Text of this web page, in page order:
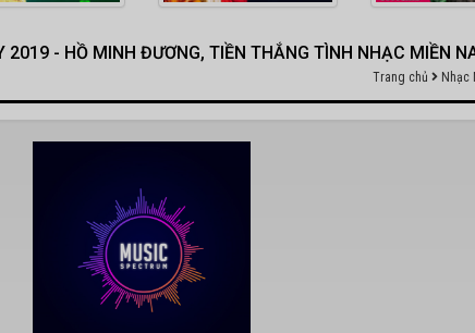
2019 - HỒ MINH ĐƯƠNG, TIỀN THẮNG TÌNH NHẠC MIỀN
Trang chủ Nhạc